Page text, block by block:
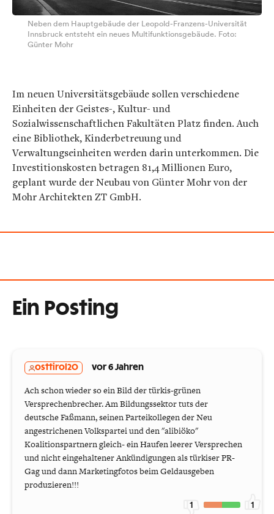
Neben dem Hauptgebäude der Leopold-Franzens-Universität
Innsbruck entsteht ein neues Multifunktionsgebäude. Foto:
Günter Mohr
Im neuen Universitätsgebäude sollen verschiedene
Einheiten der Geistes-, Kultur- und
Sozialwissenschaftlichen Fakultäten Platz finden. Auch
eine Bibliothek, Kinderbetreuung und
Verwaltungseinheiten werden darin unterkommen. Die
Investitionskosten betragen 81,4 Millionen Euro,
geplant wurde der Neubau von Günter Mohr von der
Mohr Architekten ZT GmbH.
Ein Posting
osttirol20 vor 6 Jahren
Ach schon wieder so ein Bild der türkis-grünen
Versprechenbrecher. Am Bildungssektor tuts der
deutsche Faßmann, seinen Parteikollegen der Neu
angestrichenen Volkspartei und den "alibiöko"
Koalitionspartnern gleich- ein Haufen leerer Versprechen
und nicht eingehaltener Ankündigungen als türkiser PR-
Gag und dann Marketingfotos beim Geldausgeben
produzieren!!!
1 1